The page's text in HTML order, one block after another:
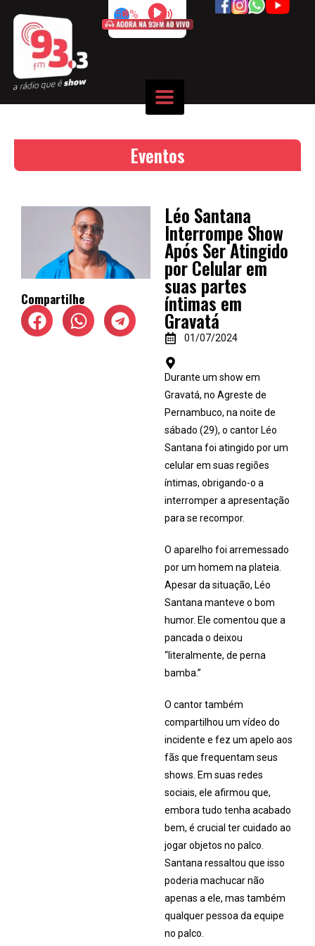
50%
Eventos
Compartilhe
Léo Santana
Interrompe Show
Após Ser Atingido
por Celular em
suas partes
íntimas em
Gravatá
01/07/2024
Durante um show em
Gravatá, no Agreste de
Pernambuco, na noite de
sábado (29), o cantor Léo
Santana foi atingido por um
celular em suas regiões
íntimas, obrigando-o a
interromper a apresentação
para se recompor.
O aparelho foi arremessado
por um homem na plateia.
Apesar da situação, Léo
Santana manteve o bom
humor. Ele comentou que a
pancada o deixou
“literalmente, de perna
bamba.”
O cantor também
compartilhou um vídeo do
incidente e fez um apelo aos
fãs que frequentam seus
shows. Em suas redes
sociais, ele afirmou que,
embora tudo tenha acabado
bem, é crucial ter cuidado ao
jogar objetos no palco.
Santana ressaltou que isso
poderia machucar não
apenas a ele, mas também
qualquer pessoa da equipe
no palco.